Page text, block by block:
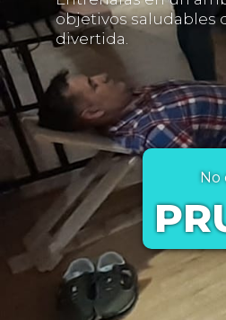
objetivos saludables
divertida.
No